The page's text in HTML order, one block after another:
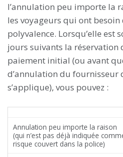
l’annulation peu importe la
les voyageurs qui ont besoin
polyvalence. Lorsqu’elle est
jours suivants la réservation
paiement initial (ou avant
d’annulation du fournisseur
s’applique), vous pouvez :
Annulation peu importe la raison
(qui n’est pas déjà indiquée
risque couvert dans la police)